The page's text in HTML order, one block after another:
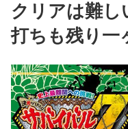
クリアは難
打ちも残り一